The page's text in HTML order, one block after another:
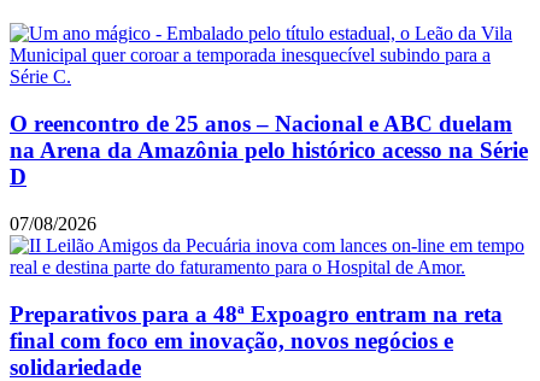
O reencontro de 25 anos – Nacional e ABC duelam
na Arena da Amazônia pelo histórico acesso na Série
D
07/08/2026
Preparativos para a 48ª Expoagro entram na reta
final com foco em inovação, novos negócios e
solidariedade